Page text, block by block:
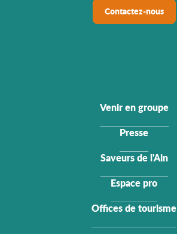
Contactez-nous
Venir en groupe
Presse
Saveurs de l'Ain
Espace pro
Offices de tourisme